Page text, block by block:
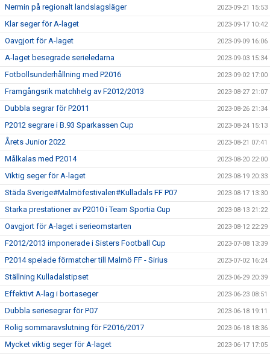
Nermin på regionalt landslagsläger 2023-09-21 15:53
Klar seger för A-laget 2023-09-17 10:42
Oavgjort för A-laget 2023-09-09 16:06
A-laget besegrade serieledarna 2023-09-03 15:34
Fotbollsunderhållning med P2016 2023-09-02 17:00
Framgångsrik matchhelg av F2012/2013 2023-08-27 21:07
Dubbla segrar för P2011 2023-08-26 21:34
P2012 segrare i B.93 Sparkassen Cup 2023-08-24 15:13
Årets Junior 2022 2023-08-21 07:41
Målkalas med P2014 2023-08-20 22:00
Viktig seger för A-laget 2023-08-19 20:33
Städa Sverige#Malmöfestivalen#Kulladals FF P07 2023-08-17 13:30
Starka prestationer av P2010 i Team Sportia Cup 2023-08-13 21:22
Oavgjort för A-laget i serieomstarten 2023-08-12 22:29
F2012/2013 imponerade i Sisters Football Cup 2023-07-08 13:39
P2014 spelade förmatcher till Malmö FF - Sirius 2023-07-02 16:24
Ställning Kulladalstipset 2023-06-29 20:39
Effektivt A-lag i bortaseger 2023-06-23 08:51
Dubbla seriesegrar för P07 2023-06-18 19:11
Rolig sommaravslutning för F2016/2017 2023-06-18 18:36
Mycket viktig seger för A-laget 2023-06-17 17:05